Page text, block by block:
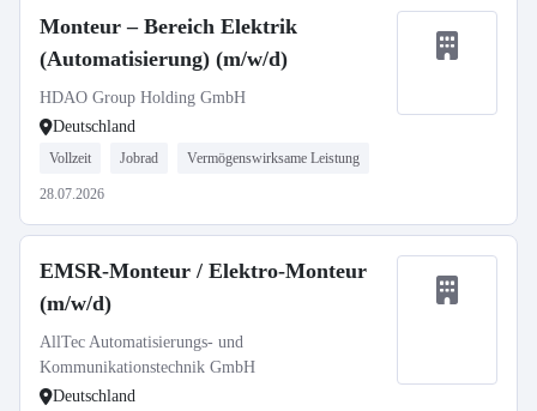
Monteur – Bereich Elektrik
(Automatisierung) (m/w/d)
HDAO Group Holding GmbH
Deutschland
Vollzeit Jobrad Vermögenswirksame Leistung
28.07.2026
EMSR-Monteur / Elektro-Monteur
(m/w/d)
AllTec Automatisierungs- und
Kommunikationstechnik GmbH
Deutschland